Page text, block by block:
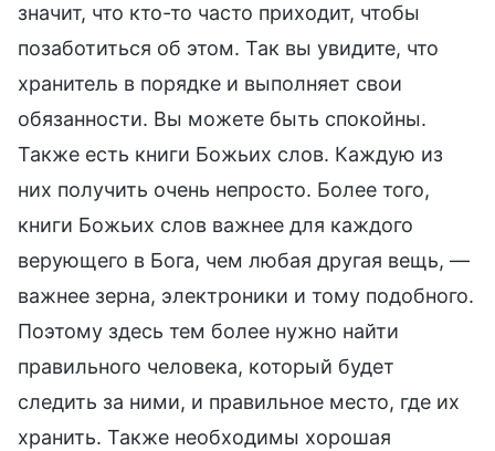
значит, что кто-то часто приходит, чтобы
позаботиться об этом. Так вы увидите, что
хранитель в порядке и выполняет свои
обязанности. Вы можете быть спокойны.
Также есть книги Божьих слов. Каждую из
них получить очень непросто. Более того,
книги Божьих слов важнее для каждого
верующего в Бога, чем любая другая вещь, —
важнее зерна, электроники и тому подобного.
Поэтому здесь тем более нужно найти
правильного человека, который будет
следить за ними, и правильное место, где их
хранить. Также необходимы хорошая